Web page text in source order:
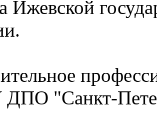
Ижевской
"Санкт-